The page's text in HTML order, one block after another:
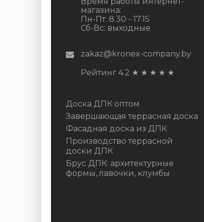
магазина:
Пн-Пт: 8.30 - 17.15
Сб-Вс: выходные
zakaz@kronex-company.by
Рейтинг 4.2 ★ ★ ★ ★ ★
Доска ДПК оптом
Завершающая террасная доска
Фасадная доска из ДПК
Производство террасной
доски ДПК
Брус ДПК: архитектурные
формы, лавочки, клумбы